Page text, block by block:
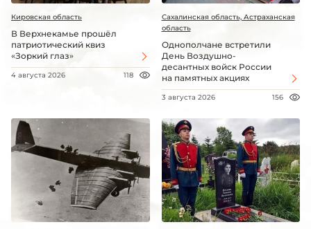
Кировская область
В Верхнекамье прошёл
патриотический квиз
«Зоркий глаз»
4 августа 2026 118
Сахалинская область, Астраханская
область
Однополчане встретили
День Воздушно-
десантных войск России
на памятных акциях
3 августа 2026 156